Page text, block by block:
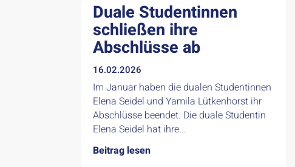
Duale Studentinnen
schließen ihre
Abschlüsse ab
16.02.2026
Im Januar haben die dualen Studentinnen
Elena Seidel und Yamila Lütkenhorst ihr
Abschlüsse beendet. Die duale Studentin
Elena Seidel hat ihre...
Beitrag lesen